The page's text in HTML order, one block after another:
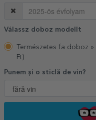
Válassz doboz modellt
Természetes fa doboz »
Ft)
Punem și o sticlă de vin?